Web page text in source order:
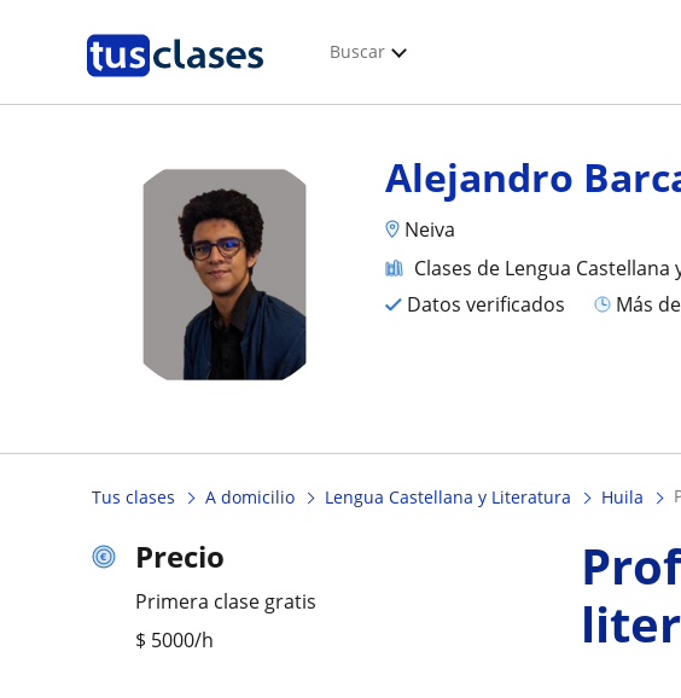
Buscar
Alejandro
Neiva
Clases de Lengua Castellana
Datos verificados
más
Tus clases A domicilio Lengua Castellana y Literatura Huila
Precio
Primera clase gratis
$ 5000/h